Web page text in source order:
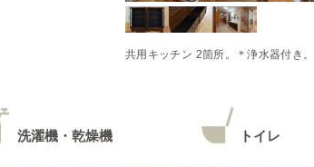
共用キッチン 2箇所。＊浄水器付き。
洗濯機・乾燥機 トイレ